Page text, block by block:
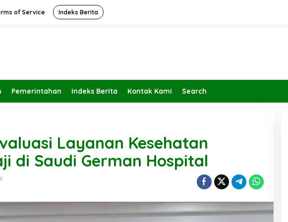
of Service Indeks Berita
Pemerintahan Indeks Berita Kontak Kami Search
Layanan Kesehatan
di Saudi German Hospital
KBIHU Pada Jalurnya